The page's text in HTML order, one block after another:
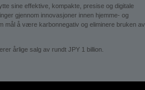
sine effektive, kompakte, presise og digitale
gjennom innovasjoner innen hjemme- og
mål å være karbonnegativ og eliminere bruken av
årlige salg av rundt JPY 1 billion.